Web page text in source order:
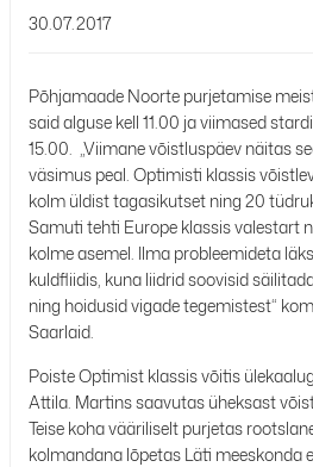
30.07.2017
Põhjamaade Noorte purjetamise
said alguse kell 11.00 ja viimased
15.00. „Viimane võistluspäev näitas
väsimus peal. Optimisti klassis
kolm üldist tagasikutset ning 20
Samuti tehti Europe klassis valestart
kolme asemel. Ilma probleemideta
kuldfliidis, kuna liidrid soovisid
ning hoidusid vigade tegemistest“
Saarlaid.
Poiste Optimist klassis võitis
Attila. Martins saavutas üheksast
Teise koha vääriliselt purjetas
kolmandana lõpetas Läti meeskonda